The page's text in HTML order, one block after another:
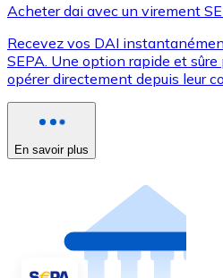
Acheter dai avec un virement
Recevez vos DAI
SEPA. Une option rapide et
opérer directement depuis leur
En savoir plus